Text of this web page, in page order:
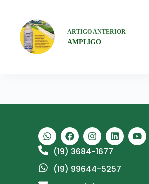
ARTIGOANTERIOR
AMPLIGO
(19) 3684-1677
(19) 99644-5257